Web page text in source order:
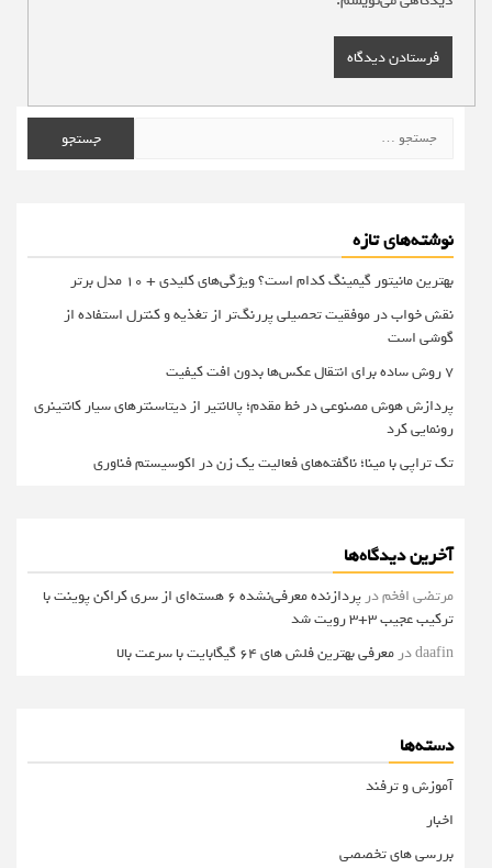
برای:
نوشته‌های تازه
بهترین مانیتور گیمینگ کدام است؟ ویژگی‌های کلیدی + 10 مدل برتر
نقش خواب در موفقیت تحصیلی پررنگ‌تر از تغذیه و کنترل استفاده از
گوشی است
۷ روش ساده برای انتقال عکس‌ها بدون افت کیفیت
پردازش هوش مصنوعی در خط مقدم؛ پالانتیر از دیتاسنترهای سیار کانتینری
رونمایی کرد
تک تراپی با مینا؛ ناگفته‌های فعالیت یک زن در اکوسیستم فناوری
آخرین دیدگاه‌ها
مرتضی افخمدر
پردازنده معرفی‌نشده 6 هسته‌ای از سری کراکن پوینت با
ترکیب عجیب 3+3 رویت شد
daafinدرمعرفی بهترین فلش های 64 گیگابایت با سرعت بالا
دسته‌ها
آموزش و ترفند
اخبار
بررسی های تخصصی